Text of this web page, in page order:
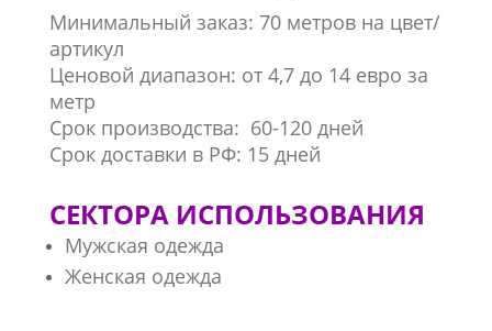
Минимальный заказ: 70 метров на цвет/
артикул
Ценовой диапазон: от 4,7 до 14 евро за
метр
Срок производства: 60-120 дней
Срок доставки в РФ: 15 дней
СЕКТОРА ИСПОЛЬЗОВАНИЯ
Мужская одежда
Женская одежда